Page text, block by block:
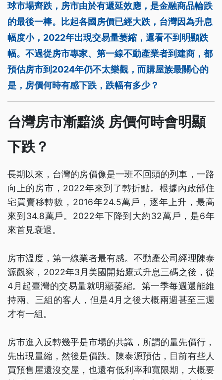
球市場齊跌，房市由於有遞延效應，是金融商品輪跌
的最後一棒。比起各國房價已經大跌，台灣因為升息
幅度小，2022年出現交易量萎縮，還看不到明顯跌
幅。不過從房市專家、第一線不動產業者到建商，都
預估房市到2024年仍不太樂觀，而購屋族最關心的
是，房價何時有感下跌，跌幅有多少？
台灣房市漸黯淡 房價何時會明顯
下跌？
長期以來，台灣的房價像是一班不回頭的列車，一路
向上的房市，2022年來到了轉折點。根據內政部住
宅買賣移轉數，2016年24.5萬戶，逐年上升，最高
來到34.8萬戶。2022年下降到大約32萬戶，是6年
來首見衰退。
房市溫度，第一線業者最有感。不動產公司經理陳泰
源觀察，2022年3月美國開始鷹式升息三碼之後，從
4月起臺灣的交易量就明顯萎縮。第一季每週還能維
持兩、三組的客人，但是4月之後大概兩週甚至三週
才有一組。
房市進入反轉幾乎是市場的共識，所謂的量先價行，
先出現量縮，然後是價跌。陳泰源預估，目前有些人
買預售屋還沒交屋，也還有低利率和寬限期，大概要